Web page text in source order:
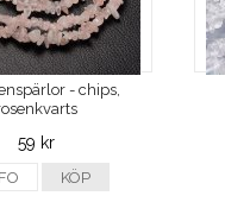
- chips,
59 kr
KÖP